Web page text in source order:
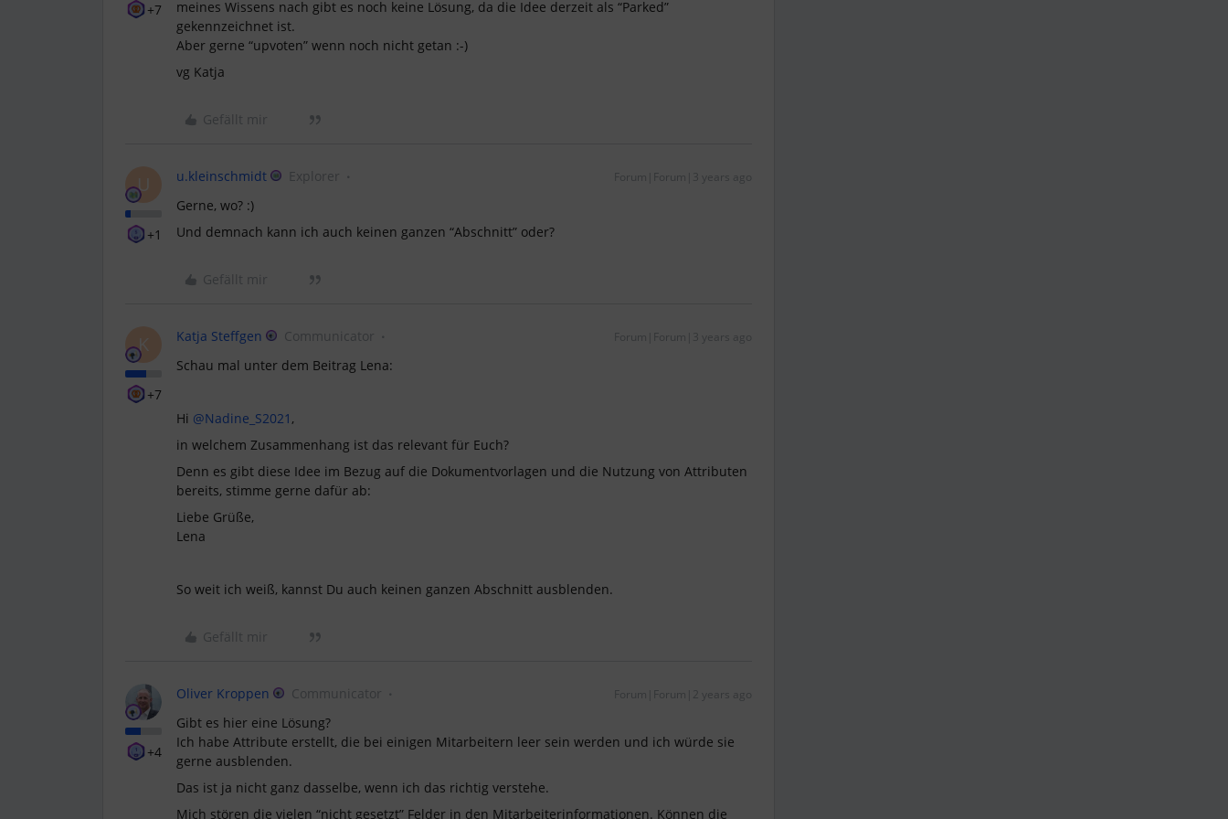
+7
meines Wissens nach gibt es noch keine Lösung, da die Idee derzeit als “Parked”
gekennzeichnet ist.
Aber gerne “upvoten” wenn noch nicht getan :-)
vg Katja
Gefällt mir
U
+1
u.kleinschmidt Explorer Forum|Forum|3 years ago
Gerne, wo? :)
Und demnach kann ich auch keinen ganzen “Abschnitt” oder?
Gefällt mir
K
+7
Katja Steffgen Communicator Forum|Forum|3 years ago
Schau mal unter dem Beitrag Lena:
Hi @Nadine_S2021 ,
in welchem Zusammenhang ist das relevant für Euch?
Denn es gibt diese Idee im Bezug auf die Dokumentvorlagen und die Nutzung von Attributen
bereits, stimme gerne dafür ab:
Liebe Grüße,
Lena
So weit ich weiß, kannst Du auch keinen ganzen Abschnitt ausblenden.
Gefällt mir
+4
Oliver Kroppen Communicator Forum|Forum|2 years ago
Gibt es hier eine Lösung?
Ich habe Attribute erstellt, die bei einigen Mitarbeitern leer sein werden und ich würde sie
gerne ausblenden.
Das ist ja nicht ganz dasselbe, wenn ich das richtig verstehe.
Mich stören die vielen “nicht gesetzt” Felder in den Mitarbeiterinformationen. Können die